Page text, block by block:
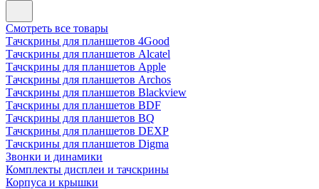
Смотреть все товары
Тачскрины для планшетов 4Good
Тачскрины для планшетов Alcatel
Тачскрины для планшетов Apple
Тачскрины для планшетов Archos
Тачскрины для планшетов Blackview
Тачскрины для планшетов BDF
Тачскрины для планшетов BQ
Тачскрины для планшетов DEXP
Тачскрины для планшетов Digma
Звонки и динамики
Комплекты дисплеи и тачскрины
Корпуса и крышки